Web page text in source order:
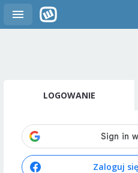
LOGOWANIE
Zaloguj